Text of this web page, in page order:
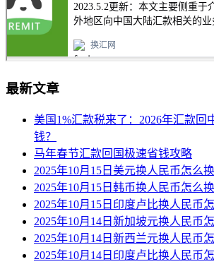
最新文章
美国1%汇款税来了：2026年汇款回
钱？
马年春节汇款回国极速省钱攻略
2025年10月15日美元换人民币怎么
2025年10月15日韩币换人民币怎么
2025年10月15日印度卢比换人民币
2025年10月14日新加坡元换人民币
2025年10月14日新西兰元换人民币
2025年10月14日印度卢比换人民币